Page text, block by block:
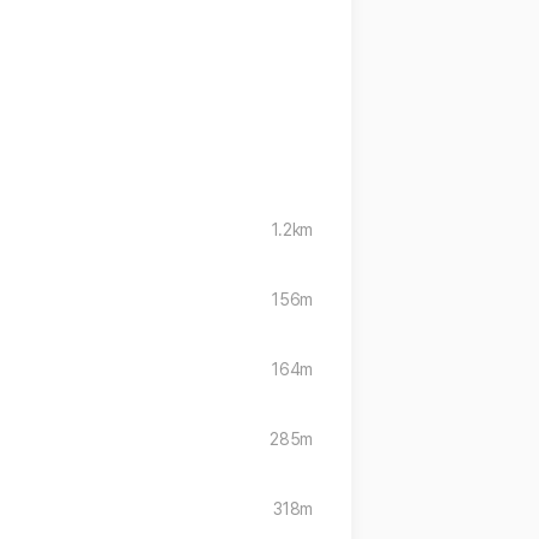
1.2km
156m
164m
285m
318m